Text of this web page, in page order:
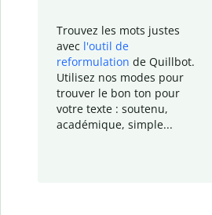
Trouvez les mots justes
avec l'outil de
reformulation de Quillbot.
Utilisez nos modes pour
trouver le bon ton pour
votre texte : soutenu,
académique, simple...